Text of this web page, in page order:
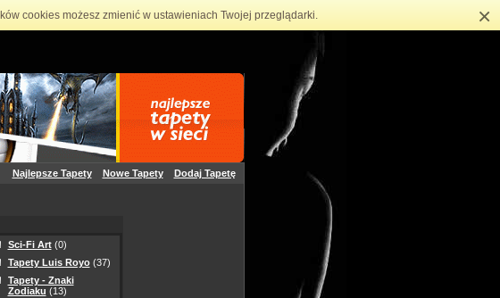
cookies możesz zmienić w ustawieniach Twojej przeglądarki. ×
Najlepsze Tapety Nowe Tapety
Dodaj Tapetę
Sci-Fi Art(0)
Tapety Luis Royo(37)
Tapety - Znaki
Zodiaku (13)